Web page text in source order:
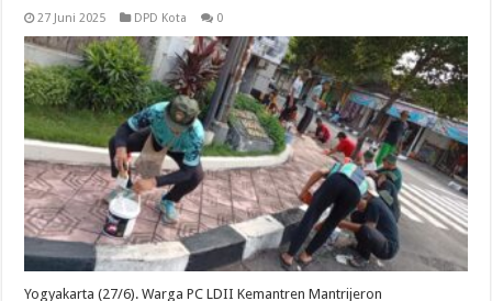
27 Juni 2025 DPD Kota 0
Yogyakarta (27/6). Warga PC LDII Kemantren Mantrijeron